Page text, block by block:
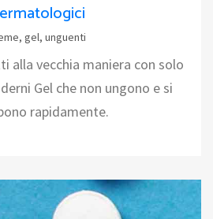
gel, unguenti
alla vecchia maniera con solo
Gel che non ungono e si
rapidamente.